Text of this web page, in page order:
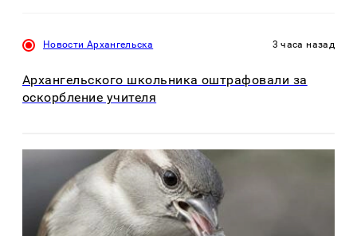
Новости Архангельска 3 часа назад
Архангельского школьника оштрафовали за
оскорбление учителя